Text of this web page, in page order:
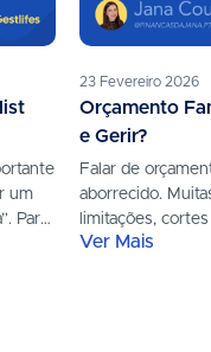
um
Para
23 Fevereiro 2026
Orçamento
e Gerir?
Falar de
aborrecido.
limitações,
exatamente o
Ver Mais